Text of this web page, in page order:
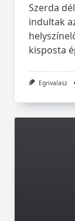
Szerda
indultak
kisposta
Egrivalasz